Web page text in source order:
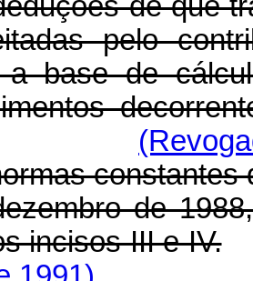
pelo
a base de
constantes
de
incisos III e IV.